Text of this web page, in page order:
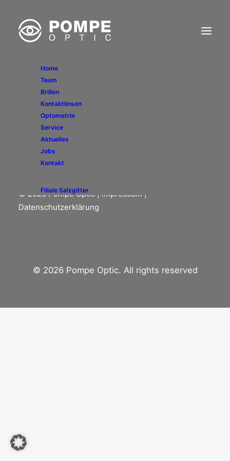
Home
Team
Brillen
Kontaktlinsen
Optometrie
Service
Aktuelles
Jobs
Kontakt
Filiale Salzgitter
Newsletter
© 2025 Pompe Optic | Impressum |
Datenschutzerklärung
© 2026 Pompe Optic. All rights reserved